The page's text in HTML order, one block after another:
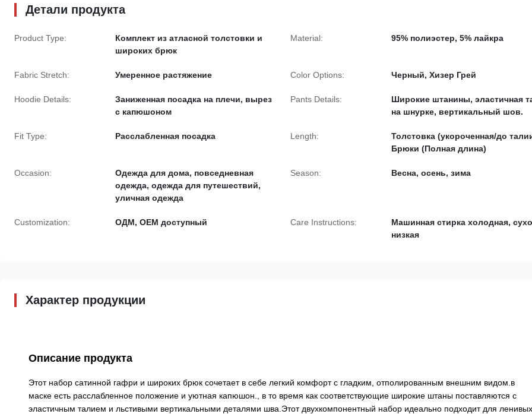
Детали продукта
Product Type:
Комплект из атласной толстовки и
широких брюк
Material: 95% полиэстер, 5% лайкра
Fabric Stretch: Умеренное растяжение Color Options: Черный, Хизер Грей
Hoodie Details:
Заниженная посадка на плечи, вырез
с капюшоном
Pants Details:
Широкие штанины, эластичная
на шнурке, вертикальный шов.
Fit Type: Расслабленная посадка Length:
Толстовка (укороченная/до
Брюки (Полная длина)
Occasion:
Одежда для дома, повседневная
одежда, одежда для путешествий,
уличная одежда
Season: Весна, осень, зима
Customization: ОДМ, OEM доступный Care Instructions:
Машинная стирка холодная,
низкая
Характер продукции
Описание продукта
Этот набор сатинной гафри и широких брюк сочетает в себе легкий комфорт с гладким, отполированным внешним видом.в
маске есть расслабленное положение и уютная капюшон., в то время как соответствующие широкие штаны поставляются с
эластичным талием и льстивыми вертикальными деталями шва.Этот двухкомпонентный набор идеально подходит для ленивых